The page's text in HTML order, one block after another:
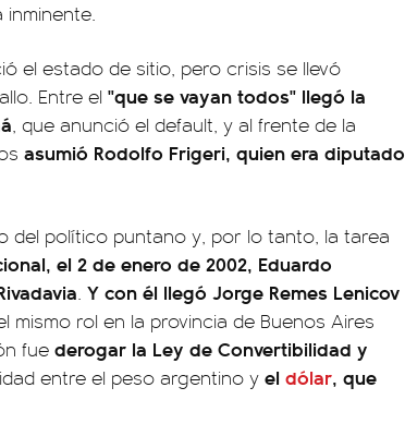
el estado de sitio, pero crisis se llevó
Entre el "que se vayan todos" llegó la
, que anunció el default, y al frente de la
asumió Rodolfo Frigeri, quien era diputado
del político puntano y, por lo tanto, la tarea
el 2 de enero de 2002, Eduardo
. Y con él llegó Jorge Remes Lenicov
mismo rol en la provincia de Buenos Aires
fue derogar la Ley de Convertibilidad y
entre el peso argentino y el dólar, que